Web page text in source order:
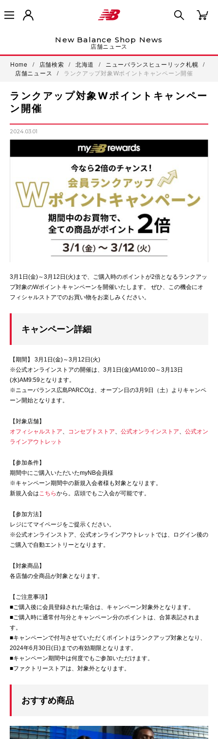
New Balance Shop News
店舗ニュース
Home / 店舗検索 / 北海道 / ニューバランスヒューリック札幌
/
店舗ニュース
/ ランクアップ対象Wポイントキャンペーン開催
ランクアップ対象Wポイントキャンペー
ン開催
2024.03.01
3月1日(金)～3月12日(火)まで、ご購入時のポイントが2倍となるランクアッ
プ対象のWポイントキャンペーンを開催いたします。 ぜひ、この機会にオ
フィシャルストアでのお買い物をお楽しみください。
キャンペーン詳細
【期間】 3月1日(金)～3月12日(火)
※公式オンラインストアの開催は、3月1日(金)AM10:00～3月13日
(水)AM9:59となります。
※ニューバランス広島PARCOは、オープン日の3月9日（土）よりキャンペ
ーン開始となります。
【対象店舗】
オフィシャルストア、 コンセプトストア、 公式オンラインストア、 公式オン
ラインアウトレット
【参加条件】
期間中にご購入いただいたmyNB会員様
※キャンペーン期間中の新規入会者様も対象となります。
新規入会はこちらから。店頭でもご入会が可能です。
【参加方法】
レジにてマイページをご提示ください。
※公式オンラインストア、公式オンラインアウトレットでは、ログイン後の
ご購入で自動エントリーとなります。
【対象商品】
各店舗の全商品が対象となります。
【ご注意事項】
■ご購入後に会員登録された場合は、キャンペーン対象外となります。
■ご購入時に通常付与分とキャンペーン分のポイントは、合算表記されま
す。
■キャンペーンで付与させていただくポイントはランクアップ対象となり、
2024年6月30日(日)までの有効期限となります。
■キャンペーン期間中は何度でもご参加いただけます。
■ファクトリーストアは、対象外となります。
おすすめ商品